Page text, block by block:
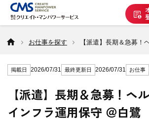
お仕事を探す
派遣で働く
登録の流れ
お仕事を探す 【派遣】長期＆急募
掲載日 2026/07/31 最終更新日 2026/07/31 お仕事
【派遣】長期＆急募！ヘ
インフラ運用保守 ＠白鷺